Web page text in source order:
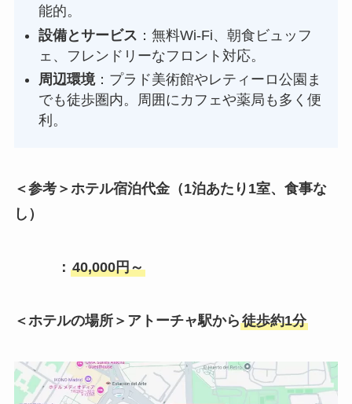
能的。
設備とサービス ：無料Wi-Fi、朝食ビュッフ
ェ、フレンドリーなフロント対応。
周辺環境：プラド美術館やレティーロ公園ま
でも徒歩圏内。周囲にカフェや薬局も多く便
利。
＜参考＞ホテル宿泊代金（1泊あたり1室、食事な
し）
： 40,000円～
＜ホテルの場所＞アトーチャ駅から徒歩約1分